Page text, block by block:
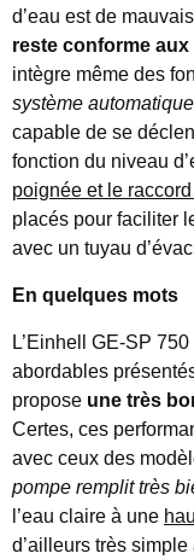
d’eau est de
reste conforme
intègre même des
système
capable de se
fonction du niveau
poignée et le
placés pour faciliter
avec un tuyau
En quelques mots
L’Einhell GE-SP
abordables
propose une très
Certes, ces
avec ceux des
pompe remplit très
l’eau claire à une
d’ailleurs très